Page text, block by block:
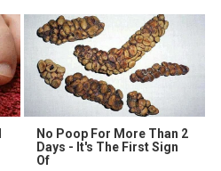
No Poop For More Than 2
Days - It's The First Sign
Of